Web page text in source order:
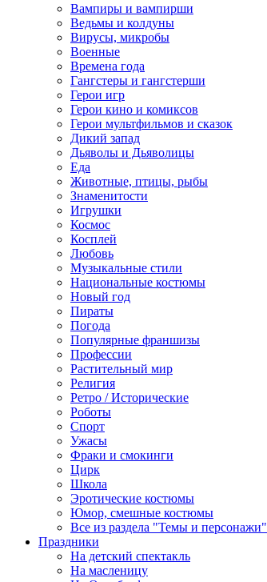
Вампиры и вампирши
Ведьмы и колдуны
Вирусы, микробы
Военные
Времена года
Гангстеры и гангстерши
Герои игр
Герои кино и комиксов
Герои мультфильмов и сказок
Дикий запад
Дьяволы и Дьяволицы
Еда
Животные, птицы, рыбы
Знаменитости
Игрушки
Космос
Косплей
Любовь
Музыкальные стили
Национальные костюмы
Новый год
Пираты
Погода
Популярные франшизы
Профессии
Растительный мир
Религия
Ретро / Исторические
Роботы
Спорт
Ужасы
Фраки и смокинги
Цирк
Школа
Эротические костюмы
Юмор, смешные костюмы
Все из раздела "Темы и персонажи"
Праздники
На детский спектакль
На масленицу